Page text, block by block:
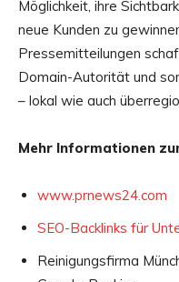
Möglichkeit, ihre
neue Kunden zu
Pressemitteilungen
Domain-Autorität und
– lokal wie auch
Mehr Informationen
www.prnews24.com
SEO-Backlinks für
Reinigungsfirma